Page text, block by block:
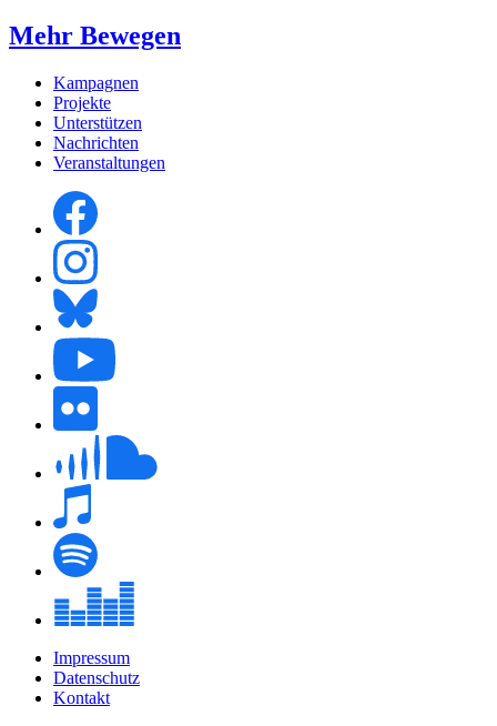
Mehr Bewegen
Kampagnen
Projekte
Unterstützen
Nachrichten
Veranstaltungen
Impressum
Datenschutz
Kontakt